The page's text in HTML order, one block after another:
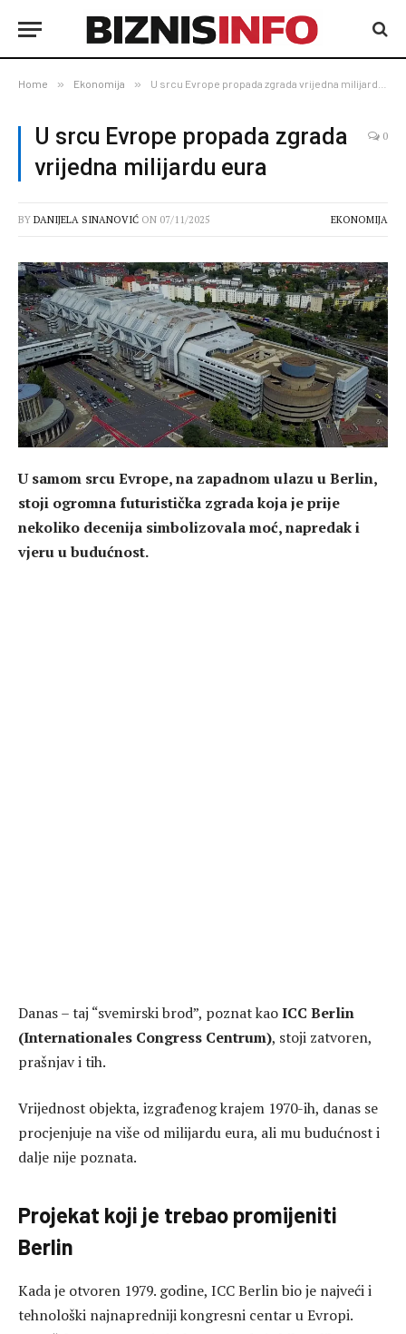
Home » Ekonomija » U srcu Evrope propada zgrada vrijedna milijardu eura
U srcu Evrope propada zgrada
vrijedna milijardu eura
0
BY DANIJELA SINANOVIĆ ON 07/11/2025 EKONOMIJA
U samom srcu Evrope, na zapadnom ulazu u Berlin,
stoji ogromna futuristička zgrada koja je prije
nekoliko decenija simbolizovala moć, napredak i
vjeru u budućnost.
Danas – taj “svemirski brod”, poznat kaoICC Berlin
(Internationales Congress Centrum), stoji zatvoren,
prašnjav i tih.
Vrijednost objekta, izgrađenog krajem 1970-ih, danas se
procjenjuje na više od milijardu eura, ali mu budućnost i
dalje nije poznata.
Projekat koji je trebao promijeniti
Berlin
Kada je otvoren 1979. godine, ICC Berlin bio je najveći i
tehnološki najnapredniji kongresni centar u Evropi.